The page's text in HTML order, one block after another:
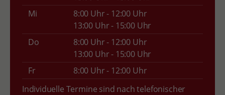
Mi
8:00 Uhr - 12:00 Uhr
13:00 Uhr - 15:00 Uhr
Do
8:00 Uhr - 12:00 Uhr
13:00 Uhr - 15:00 Uhr
Fr
8:00 Uhr - 12:00 Uhr
Individuelle Termine sind nach telefonischer